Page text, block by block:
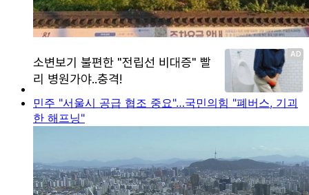
민주 "서울시 공급 협조 중요"…국민의힘 "폐버스, 기괴
한 해프닝"